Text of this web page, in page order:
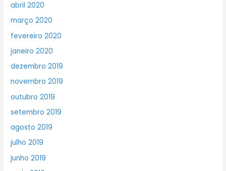
abril 2020
março 2020
fevereiro 2020
janeiro 2020
dezembro 2019
novembro 2019
outubro 2019
setembro 2019
agosto 2019
julho 2019
junho 2019